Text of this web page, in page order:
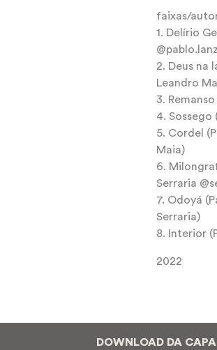
faixas/
1. Delírio
2. Deus na
Leandro
3.
4. Sossego
5. Cordel
Maia)
6.
Serraria
7. Odoyá
Serraria)
8. Interior
2022
DOWNLOAD DA CAPA